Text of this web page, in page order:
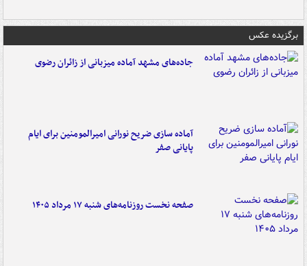
برگزیده عکس
جاده‌های مشهد آماده میزبانی از زائران رضوی
آماده سازی ضریح نورانی امیرالمومنین برای ایام
پایانی صفر
صفحه نخست روزنامه‌های شنبه ۱۷ مرداد ۱۴۰۵